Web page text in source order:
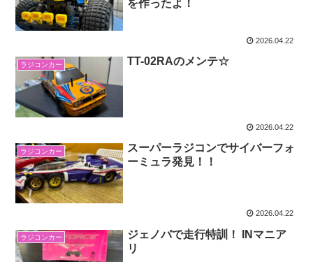
を作ったよ！
2026.04.22
ラジコンカー TT-02RAのメンテ☆
2026.04.22
ラジコンカー
スーパーラジコンでサイバーフォ
ーミュラ発見！！
2026.04.22
ラジコンカー
ジェノバで走行特訓！ INマニア
リ